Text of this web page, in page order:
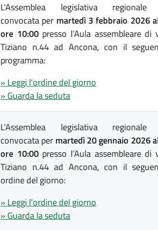
L'Assemblea legislativa
convocata per martedì 3 febbraio 2026
ore 10:00presso l’Aula assembleare di
Tiziano n.44 ad Ancona, con il
programma:
» Leggi l'ordine del giorno
» Guarda la seduta
L'Assemblea legislativa
convocata per martedì 20 gennaio 2026
ore 10:00presso l’Aula assembleare di
Tiziano n.44 ad Ancona, con il
ordine del giorno:
» Leggi l'ordine del giorno
» Guarda la seduta